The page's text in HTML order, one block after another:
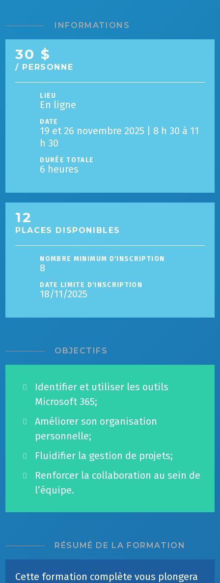
INFORMATIONS
30 $
/ PERSONNE
LIEU
En ligne
DATE
19 et 26 novembre 2025 | 8 h 30 à 11
h 30
DURÉE TOTALE
6 heures
12
PLACES DISPONIBLES
NOMBRE MINIMUM D'INSCRIPTION
8
DATE LIMITE D'INSCRIPTION
18/11/2025
OBJECTIFS
Identifier et utiliser les outils
Microsoft 365;
Améliorer son organisation
personnelle;
Fluidifier la gestion de projets;
Renforcer la collaboration au sein de
l’équipe.
RÉSUMÉ DE LA FORMATION
Cette formation complète vous plongera